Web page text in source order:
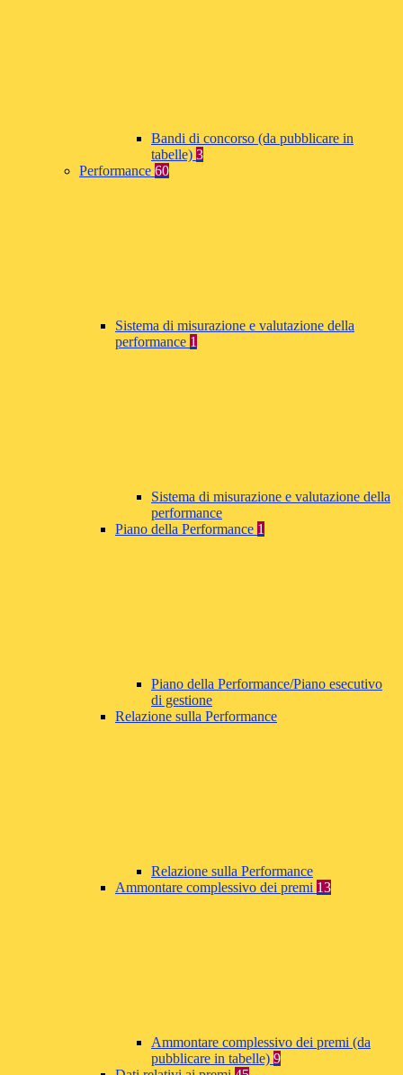
Bandi di concorso (da pubblicare in
tabelle) 3
Performance 60
Sistema di misurazione e valutazione della
performance 1
Sistema di misurazione e valutazione della
performance
Piano della Performance 1
Piano della Performance/Piano esecutivo
di gestione
Relazione sulla Performance
Relazione sulla Performance
Ammontare complessivo dei premi 13
Ammontare complessivo dei premi (da
pubblicare in tabelle) 9